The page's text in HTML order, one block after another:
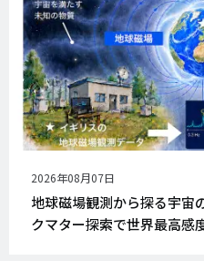
公
開
日
2026年08月07日
地球磁場観測から探る宇
クマター探索で世界最高感